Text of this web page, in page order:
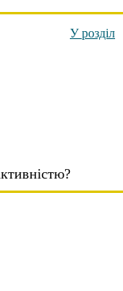
У розділ